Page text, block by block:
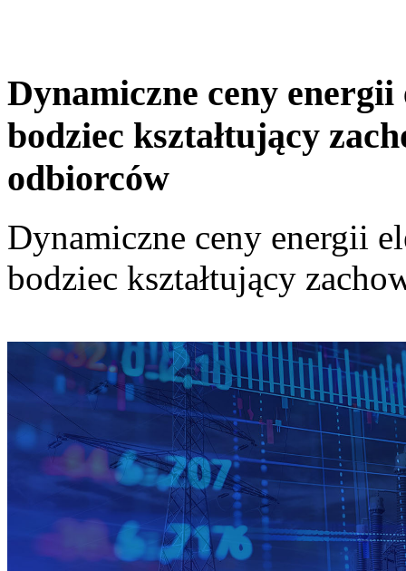
Dynamiczne ceny
bodziec kształtujący
odbiorców
Dynamiczne ceny energii
bodziec kształtujący